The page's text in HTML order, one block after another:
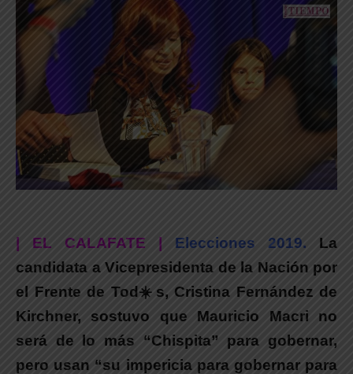
| EL CALAFATE | Elecciones 2019. La
candidata a Vicepresidenta de la Nación por
el Frente de Tod☀ s, Cristina Fernández de
Kirchner, sostuvo que Mauricio Macri no
será de lo más “Chispita” para gobernar,
pero usan “su impericia para gobernar para